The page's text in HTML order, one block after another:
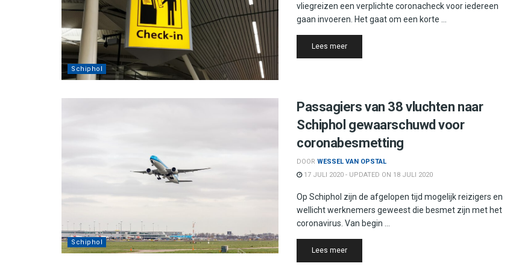
Schiphol
vliegreizen een verplichte coronacheck voor iedereen
gaan invoeren. Het gaat om een korte ...
Lees meerDetails
Schiphol
Passagiers van 38 vluchten naar
Schiphol gewaarschuwd voor
coronabesmetting
DOOR WESSEL VAN OPSTAL
17 JULI 2020 - UPDATED ON 18 JULI 2020
Op Schiphol zijn de afgelopen tijd mogelijk reizigers en
wellicht werknemers geweest die besmet zijn met het
coronavirus. Van begin ...
Lees meerDetails